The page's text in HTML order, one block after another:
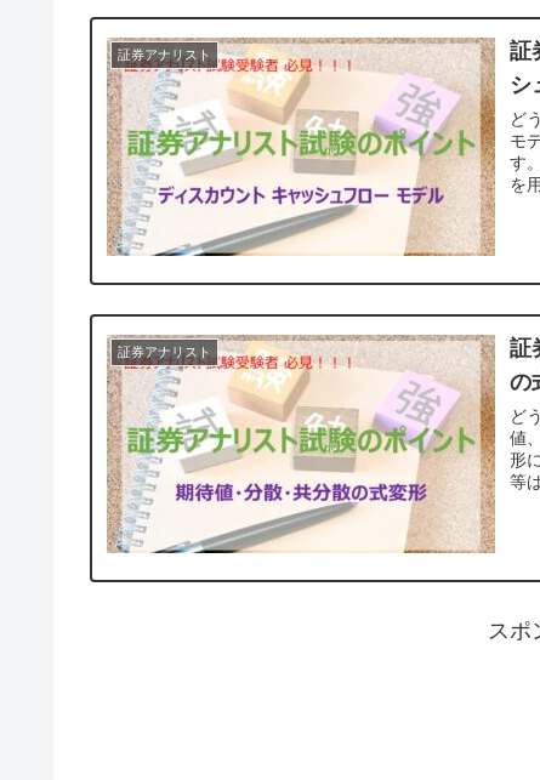
証券アナリスト
証
シ
ど
モ
す
を
証券アナリスト
証
の
ど
値
形につ
等
スポ